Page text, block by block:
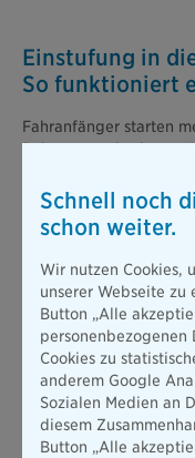
Einstufung in
So funktioniert
Fahranfänger starten
Beitragssatz bedeutet.
Motorrad anmeldet,
Einstufung in SF ½.
spürbar Beitrag.
Noch günstiger kann
sein, deren Eltern
haben. In diesem Fall
Zweitfahrzeug über
Versicherer in einer
für junge Fahrer
Option, um die
Diese Regelung gilt
Schnell noch
schon weiter.
Wir nutzen Cookies,
unserer Webseite
Button „Alle
personenbezogenen
Cookies zu
anderem Google
Sozialen Medien an
diesem
Button „Alle